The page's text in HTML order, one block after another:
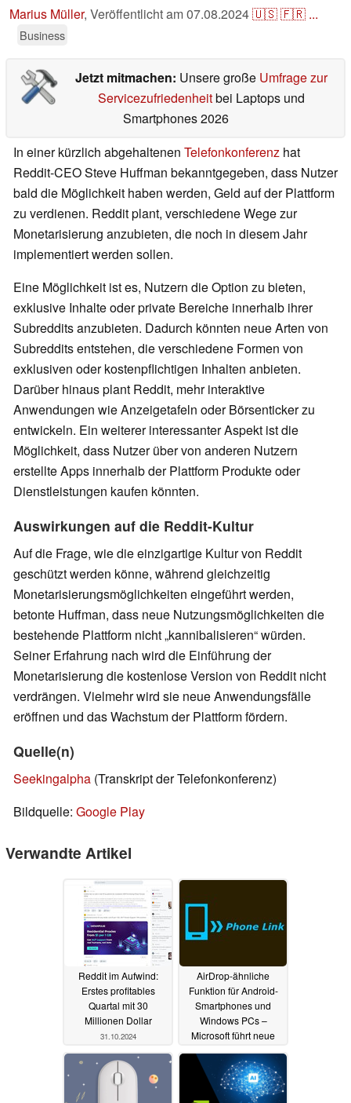
Marius Müller, Veröffentlicht am07.08.2024🇺🇸🇫🇷 ...
Business
Jetzt mitmachen: Unsere große Umfrage zur
Servicezufriedenheitbei Laptops und
Smartphones 2026
In einer kürzlich abgehaltenen Telefonkonferenz hat
Reddit-CEO Steve Huffman bekanntgegeben, dass Nutzer
bald die Möglichkeit haben werden, Geld auf der Plattform
zu verdienen. Reddit plant, verschiedene Wege zur
Monetarisierung anzubieten, die noch in diesem Jahr
implementiert werden sollen.
Eine Möglichkeit ist es, Nutzern die Option zu bieten,
exklusive Inhalte oder private Bereiche innerhalb ihrer
Subreddits anzubieten. Dadurch könnten neue Arten von
Subreddits entstehen, die verschiedene Formen von
exklusiven oder kostenpflichtigen Inhalten anbieten.
Darüber hinaus plant Reddit, mehr interaktive
Anwendungen wie Anzeigetafeln oder Börsenticker zu
entwickeln. Ein weiterer interessanter Aspekt ist die
Möglichkeit, dass Nutzer über von anderen Nutzern
erstellte Apps innerhalb der Plattform Produkte oder
Dienstleistungen kaufen könnten.
Auswirkungen auf die Reddit-Kultur
Auf die Frage, wie die einzigartige Kultur von Reddit
geschützt werden könne, während gleichzeitig
Monetarisierungsmöglichkeiten eingeführt werden,
betonte Huffman, dass neue Nutzungsmöglichkeiten die
bestehende Plattform nicht „kannibalisieren“ würden.
Seiner Erfahrung nach wird die Einführung der
Monetarisierung die kostenlose Version von Reddit nicht
verdrängen. Vielmehr wird sie neue Anwendungsfälle
eröffnen und das Wachstum der Plattform fördern.
Quelle(n)
Seekingalpha (Transkript der Telefonkonferenz)
Bildquelle: Google Play
Verwandte Artikel
Reddit im Aufwind:
Erstes profitables
Quartal mit 30
Millionen Dollar
31.10.2024
AirDrop-ähnliche
Funktion für Android-
Smartphones und
Windows PCs –
Microsoft führt neue
Phone Link-Funktion
17.08.2024